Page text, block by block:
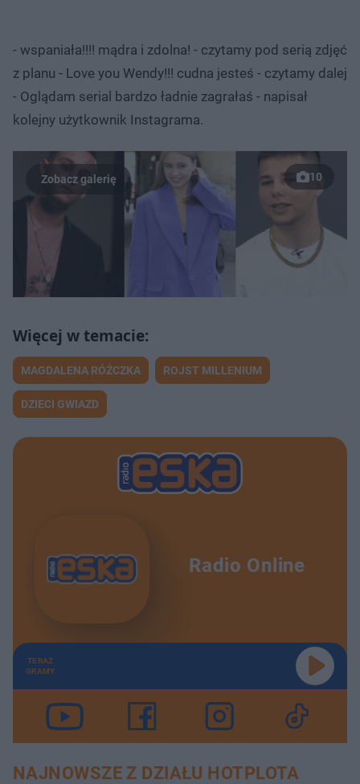
- wspaniała!!!! mądra i zdolna! - czytamy pod serią zdjęć
z planu - Love you Wendy!!! cudna jesteś - czytamy dalej
- Oglądam serial bardzo ładnie zagrałaś - napisał
kolejny użytkownik Instagrama.
10
MAGDALENA RÓŻCZKA ROJST MILLENIUM
DZIECI GWIAZD
Radio Online
TERAZ
GRAMY
NAJNOWSZE Z DZIAŁU HOTPLOTA